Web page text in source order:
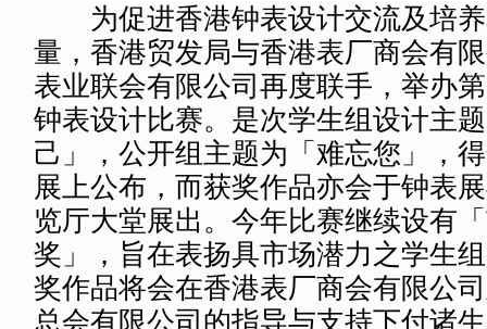
决方案。而9月3日举行的「亚洲钟
环球市场调研机构欧睿国际(香港)分
新发展，知名独立制表师将分享独
场分析师亦会概述欧盟「可持续产
规」（ESPR）并探讨可持续材质运
与生命周期的恒久价值。展会第二
潮为主题的活动，分别为由上海汉
鸥表及上海表举办的中国制表70年
室到星辰大海：中国独立制表人之
立制表师的发展现状及独立制表的